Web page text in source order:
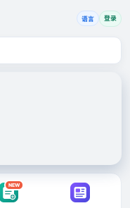
语言 登录
NEW